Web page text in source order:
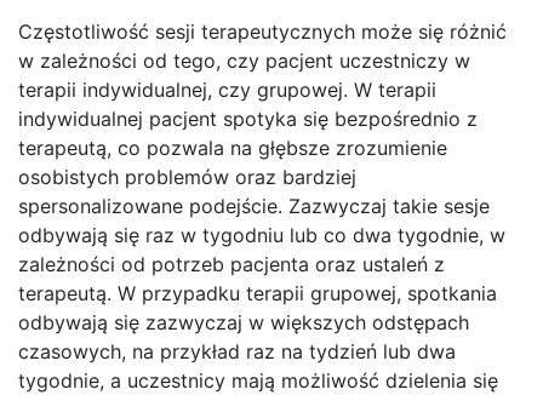
Częstotliwość sesji terapeutycznych może się różnić
w zależności od tego, czy pacjent uczestniczy w
terapii indywidualnej, czy grupowej. W terapii
indywidualnej pacjent spotyka się bezpośrednio z
terapeutą, co pozwala na głębsze zrozumienie
osobistych problemów oraz bardziej
spersonalizowane podejście. Zazwyczaj takie sesje
odbywają się raz w tygodniu lub co dwa tygodnie, w
zależności od potrzeb pacjenta oraz ustaleń z
terapeutą. W przypadku terapii grupowej, spotkania
odbywają się zazwyczaj w większych odstępach
czasowych, na przykład raz na tydzień lub dwa
tygodnie, a uczestnicy mają możliwość dzielenia się